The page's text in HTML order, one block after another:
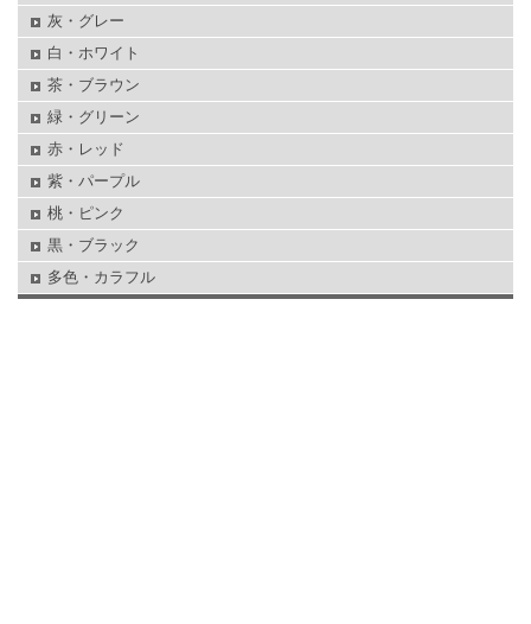
灰・グレー
白・ホワイト
茶・ブラウン
緑・グリーン
赤・レッド
紫・パープル
桃・ピンク
黒・ブラック
多色・カラフル